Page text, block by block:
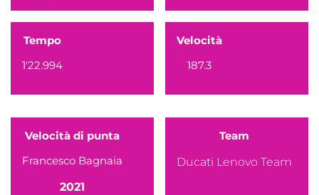
Tempo
1'22.994
Velocità
187.3
Velocità di punta
Francesco Bagnaia
2021
Team
Ducati Lenovo Team